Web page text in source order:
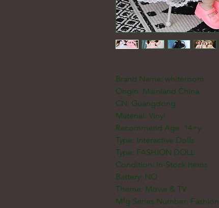
Brand Name: whiteroom
Origin: Mainland China
CN: Guangdong
Material: Vinyl
Recommend Age: 14+y
Type: Interactive Dolls
Type: FASHION DOLL
Condition: In-Stock Items
Battery: NO
Theme: Movie & TV
Mfg Series Number: Fashion